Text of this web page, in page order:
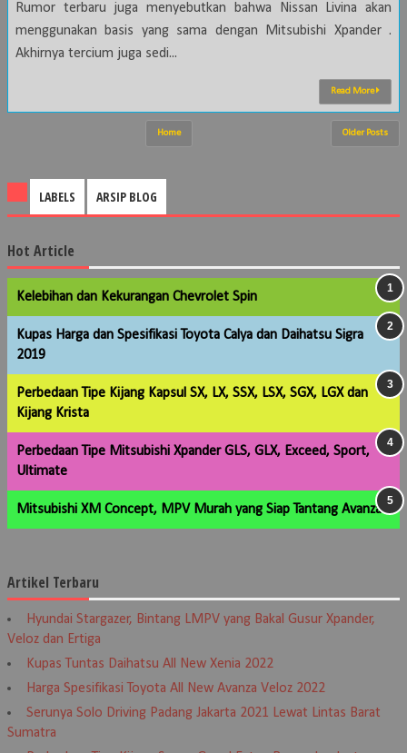
Rumor terbaru juga menyebutkan bahwa Nissan Livina akan
menggunakan basis yang sama dengan Mitsubishi Xpander .
Akhirnya tercium juga sedi...
Read More
Older Posts
Home
LABELS ARSIP BLOG
Hot Article
Kelebihan dan Kekurangan Chevrolet Spin
Kupas Harga dan Spesifikasi Toyota Calya dan Daihatsu Sigra
2019
Perbedaan Tipe Kijang Kapsul SX, LX, SSX, LSX, SGX, LGX dan
Kijang Krista
Perbedaan Tipe Mitsubishi Xpander GLS, GLX, Exceed, Sport,
Ultimate
Mitsubishi XM Concept, MPV Murah yang Siap Tantang Avanza
Artikel Terbaru
Hyundai Stargazer, Bintang LMPV yang Bakal Gusur Xpander,
Veloz dan Ertiga
Kupas Tuntas Daihatsu All New Xenia 2022
Harga Spesifikasi Toyota All New Avanza Veloz 2022
Serunya Solo Driving Padang Jakarta 2021 Lewat Lintas Barat
Sumatra